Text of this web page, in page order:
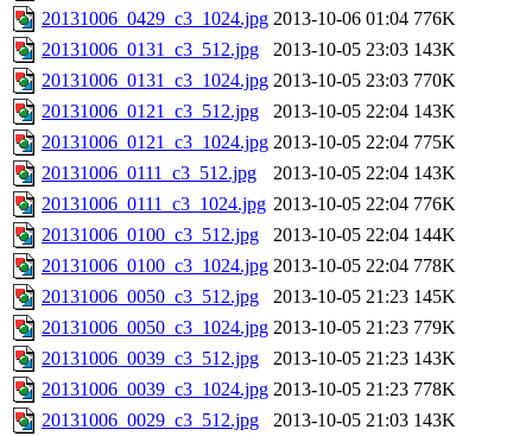
20131006_0429_c3_1024.jpg 2013-10-06 01:04 776K
20131006_0131_c3_512.jpg
2013-10-05 23:03 143K
20131006_0131_c3_1024.jpg 2013-10-05 23:03 770K
20131006_0121_c3_512.jpg
2013-10-05 22:04 143K
20131006_0121_c3_1024.jpg 2013-10-05 22:04 775K
20131006_0111_c3_512.jpg
2013-10-05 22:04 143K
20131006_0111_c3_1024.jpg 2013-10-05 22:04 776K
20131006_0100_c3_512.jpg
2013-10-05 22:04 144K
20131006_0100_c3_1024.jpg 2013-10-05 22:04 778K
20131006_0050_c3_512.jpg
2013-10-05 21:23 145K
20131006_0050_c3_1024.jpg 2013-10-05 21:23 779K
20131006_0039_c3_512.jpg
2013-10-05 21:23 143K
20131006_0039_c3_1024.jpg 2013-10-05 21:23 778K
20131006_0029_c3_512.jpg
2013-10-05 21:03 143K